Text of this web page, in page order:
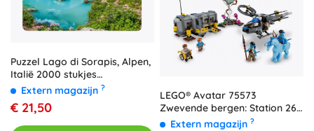
Puzzel Lago di Sorapis, Alpen,
Italië 2000 stukjes
CASTORLAND
Extern magazijn ?
€ 21,50
LEGO® Avatar 75573
Zwevende bergen: Station 26
en RDA Samson
Extern magazijn ?